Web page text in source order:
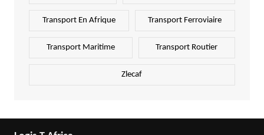
Transport En Afrique Transport Ferroviaire
Transport Maritime Transport Routier
Zlecaf